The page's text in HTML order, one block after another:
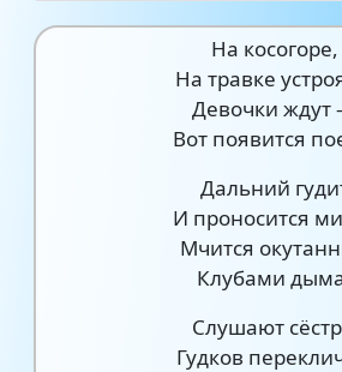
На косогоре,
На травке
Девочки
Вот появится
Дальний
И проносится
Мчится
Клубами
Слушают
Гудков